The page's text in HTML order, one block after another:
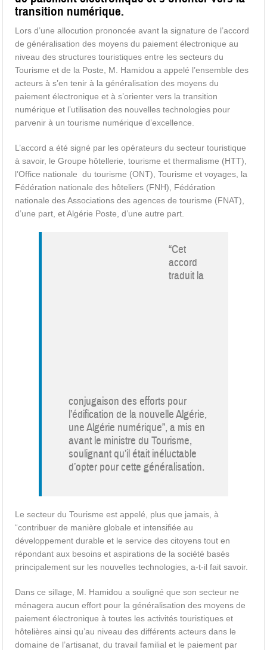
transition numérique.
Lors d’une allocution prononcée avant la signature de l’accord
de généralisation des moyens du paiement électronique au
niveau des structures touristiques entre les secteurs du
Tourisme et de la Poste, M. Hamidou a appelé l’ensemble des
acteurs à s’en tenir à la généralisation des moyens du
paiement électronique et à s’orienter vers la transition
numérique et l’utilisation des nouvelles technologies pour
parvenir à un tourisme numérique d’excellence.
L’accord a été signé par les opérateurs du secteur touristique
à savoir, le Groupe hôtellerie, tourisme et thermalisme (HTT),
l’Office nationale du tourisme (ONT), Tourisme et voyages, la
Fédération nationale des hôteliers (FNH), Fédération
nationale des Associations des agences de tourisme (FNAT),
d’une part, et Algérie Poste, d’une autre part.
“Cet
accord
traduit la
conjugaison des efforts pour
l’édification de la nouvelle Algérie,
une Algérie numérique”, a mis en
avant le ministre du Tourisme,
soulignant qu’il était inéluctable
d’opter pour cette généralisation.
Le secteur du Tourisme est appelé, plus que jamais, à
“contribuer de manière globale et intensifiée au
développement durable et le service des citoyens tout en
répondant aux besoins et aspirations de la société basés
principalement sur les nouvelles technologies, a-t-il fait savoir.
Dans ce sillage, M. Hamidou a souligné que son secteur ne
ménagera aucun effort pour la généralisation des moyens de
paiement électronique à toutes les activités touristiques et
hôtelières ainsi qu’au niveau des différents acteurs dans le
domaine de l’artisanat, du travail familial et le paiement par